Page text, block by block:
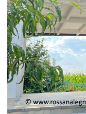
PERGOLA ADOSSATA